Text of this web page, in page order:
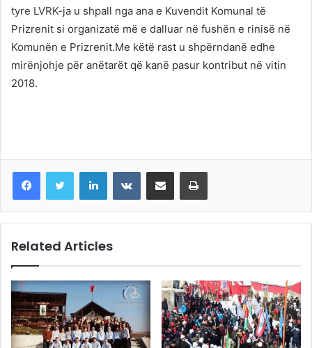
tyre LVRK-ja u shpall nga ana e Kuvendit Komunal të
Prizrenit si organizatë më e dalluar në fushën e rinisë në
Komunën e Prizrenit.Me këtë rast u shpërndanë edhe
mirënjohje për anëtarët që kanë pasur kontribut në vitin
2018.
LinkedInVKontakteShare via Email Print
Related Articles